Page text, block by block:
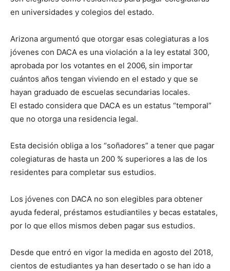
en universidades y colegios del estado.
Arizona argumentó que otorgar esas colegiaturas a los
jóvenes con DACA es una violación a la ley estatal 300,
aprobada por los votantes en el 2006, sin importar
cuántos años tengan viviendo en el estado y que se
hayan graduado de escuelas secundarias locales.
El estado considera que DACA es un estatus “temporal”
que no otorga una residencia legal.
Esta decisión obliga a los “soñadores” a tener que pagar
colegiaturas de hasta un 200 % superiores a las de los
residentes para completar sus estudios.
Los jóvenes con DACA no son elegibles para obtener
ayuda federal, préstamos estudiantiles y becas estatales,
por lo que ellos mismos deben pagar sus estudios.
Desde que entró en vigor la medida en agosto del 2018,
cientos de estudiantes ya han desertado o se han ido a